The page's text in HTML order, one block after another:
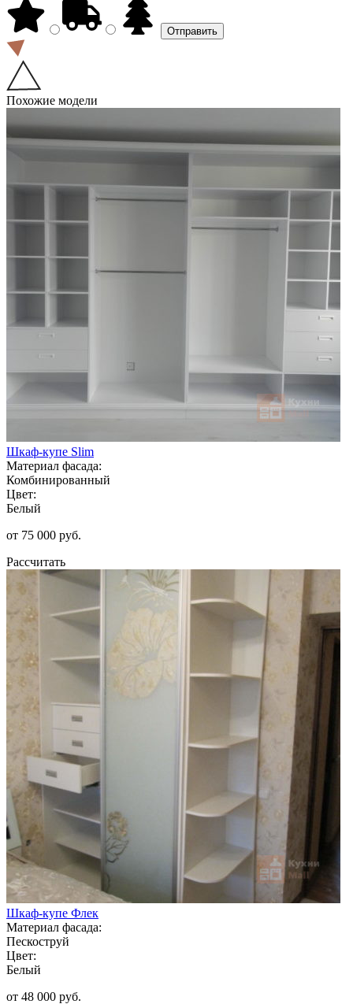
Похожие модели
Шкаф-купе Slim
Материал фасада:
Комбинированный
Цвет:
Белый
от 75 000 руб.
Рассчитать
Шкаф-купе Флек
Материал фасада:
Пескоструй
Цвет:
Белый
от 48 000 руб.